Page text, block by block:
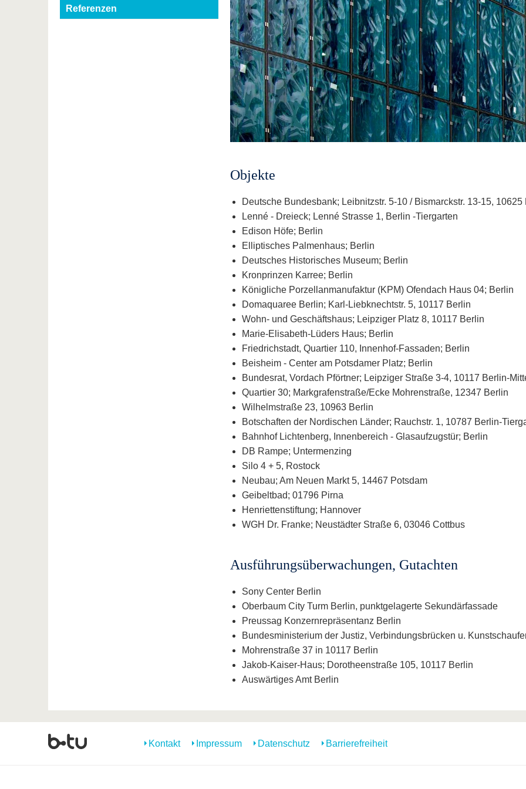
Referenzen
Objekte
Deutsche Bundesbank; Leibnitzstr. 5-10 / Bismarckstr. 13-15, 10625
Lenné - Dreieck; Lenné Strasse 1, Berlin -Tiergarten
Edison Höfe; Berlin
Elliptisches Palmenhaus; Berlin
Deutsches Historisches Museum; Berlin
Kronprinzen Karree; Berlin
Königliche Porzellanmanufaktur (KPM) Ofendach Haus 04; Berlin
Domaquaree Berlin; Karl-Liebknechtstr. 5, 10117 Berlin
Wohn- und Geschäftshaus; Leipziger Platz 8, 10117 Berlin
Marie-Elisabeth-Lüders Haus; Berlin
Friedrichstadt, Quartier 110, Innenhof-Fassaden; Berlin
Beisheim - Center am Potsdamer Platz; Berlin
Bundesrat, Vordach Pförtner; Leipziger Straße 3-4, 10117 Berlin-
Quartier 30; Markgrafenstraße/Ecke Mohrenstraße, 12347 Berlin
Wilhelmstraße 23, 10963 Berlin
Botschaften der Nordischen Länder; Rauchstr. 1, 10787 Berlin-
Bahnhof Lichtenberg, Innenbereich - Glasaufzugstür; Berlin
DB Rampe; Untermenzing
Silo 4 + 5, Rostock
Neubau; Am Neuen Markt 5, 14467 Potsdam
Geibeltbad; 01796 Pirna
Henriettenstiftung; Hannover
WGH Dr. Franke; Neustädter Straße 6, 03046 Cottbus
Ausführungsüberwachungen, Gutachten
Sony Center Berlin
Oberbaum City Turm Berlin, punktgelagerte Sekundärfassade
Preussag Konzernrepräsentanz Berlin
Bundesministerium der Justiz, Verbindungsbrücken u.
Mohrenstraße 37 in 10117 Berlin
Jakob-Kaiser-Haus; Dorotheenstraße 105, 10117 Berlin
Auswärtiges Amt Berlin
Kontakt Impressum Datenschutz Barrierefreiheit